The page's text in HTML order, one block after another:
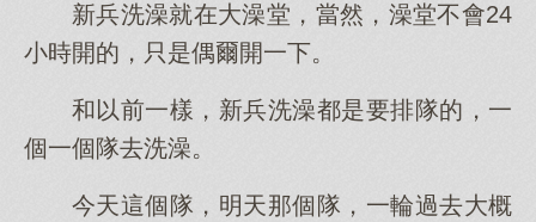
新兵洗澡就在大澡堂，當然，澡堂不會24
小時開的，只是偶爾開一下。
和以前一樣，新兵洗澡都是要排隊的，一
個一個隊去洗澡。
今天這個隊，明天那個隊，一輪過去大概